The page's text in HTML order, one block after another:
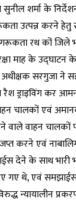
शर्मा के
उत्पन्न करने हेतु
रथ कों जिले
माह के उद्घाटन
अधीक्षक सरगुजा ने
रैश ड्राइविंग कर
चालकों एवं
वाहन चालकों
करने एवं
देने के साथ भारी
गए थे, एवं
न्यायालीन